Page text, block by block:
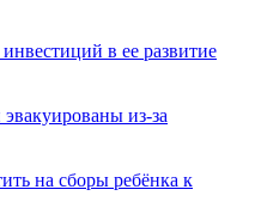
в ее развитие
из-за
на сборы ребёнка к